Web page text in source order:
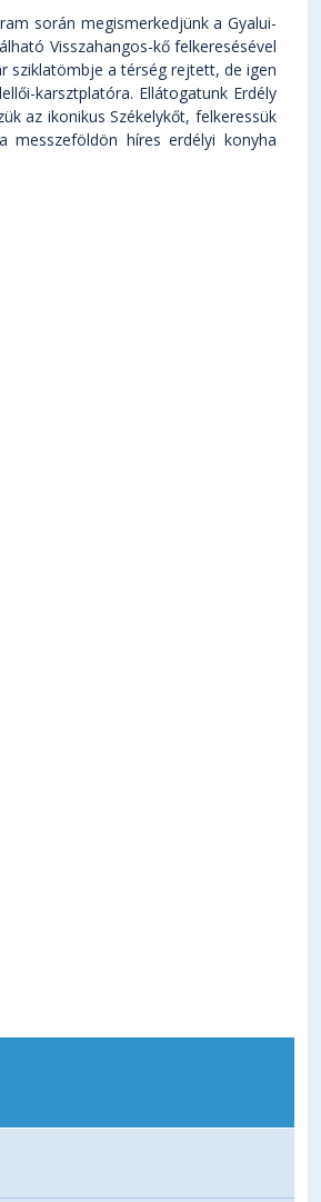
során megismerkedjünk a Gyalui-
Visszahangos-kő felkeresésével
sziklatömbje a térség rejtett, de igen
karsztplatóra. Ellátogatunk Erdély
az ikonikus Székelykőt, felkeressük
messzeföldön híres erdélyi konyha